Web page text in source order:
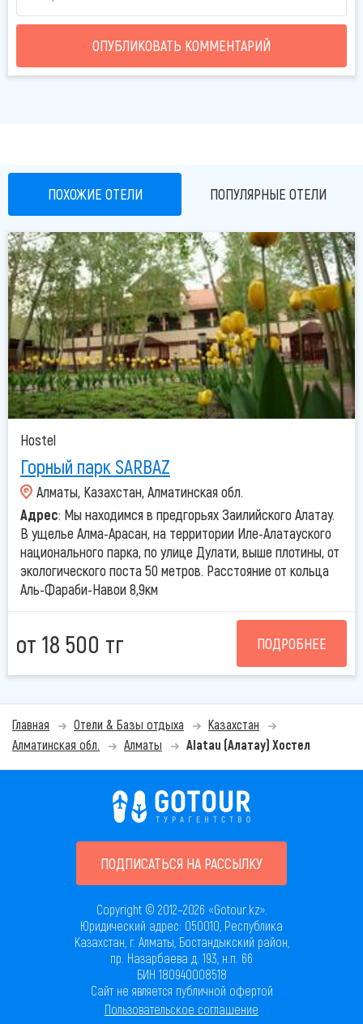
велоспортом и пешим туризмом.
Развлекательный центр «Дельфин» находится в 5 км от
хостела «Алатау». Расстояние до международного
аэропорта Алматы составляет 24 км.
ОПУБЛИКОВАТЬ КОММЕНТАРИЙ
ПОХОЖИЕ ОТЕЛИ ПОПУЛЯРНЫЕ ОТЕЛИ
Hostel
Горный парк SARBAZ
Алматы, Казахстан, Алматинская обл.
Адрес: Мы находимся в предгорьях Заилийского Алатау.
В ущелье Алма-Арасан, на территории Иле-Алатауского
национального парка, по улице Дулати, выше плотины, от
экологического поста 50 метров. Расстояние от кольца
Аль-Фараби-Навои 8,9км
от 18 500 тг ПОДРОБНЕЕ
Главная Отели & Базы отдыха
Казахстан
Алматинская обл.
Алматы Alatau (Алатау) Хостел
ПОДПИСАТЬСЯ НА РАССЫЛКУ
Copyright © 2012–2026 «Gotour.kz».
Юридический адрес: 050010, Республика
Казахстан, г. Алматы, Бостандыкский район,
пр. Назарбаева д. 193, н.п. 66
БИН 180940008518
Сайт не является публичной офертой
Пользовательское соглашение